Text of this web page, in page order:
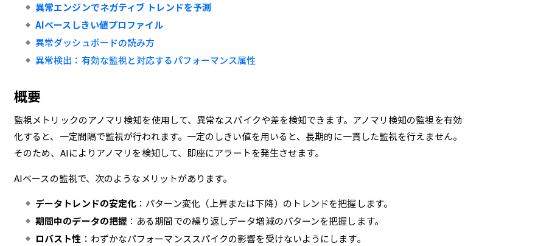
異常エンジンでネガティブ トレンドを予測
AIベースしきい値プロファイル
異常ダッシュボードの読み方
異常検出：有効な監視と対応するパフォーマンス属性
概要
監視メトリックのアノマリ検知を使用して、異常なスパイクや差を検知できます。アノマリ検知の監視を有効
化すると、一定間隔で監視が行われます。一定のしきい値を用いると、長期的に一貫した監視を行えません。
そのため、AIによりアノマリを検知して、即座にアラートを発生させます。
AIベースの監視で、次のようなメリットがあります。
データトレンドの安定化 ：パターン変化（上昇または下降）のトレンドを把握します。
期間中のデータの把握 ：ある期間での繰り返しデータ増減のパターンを把握します。
ロバスト性 ：わずかなパフォーマンススパイクの影響を受けないようにします。